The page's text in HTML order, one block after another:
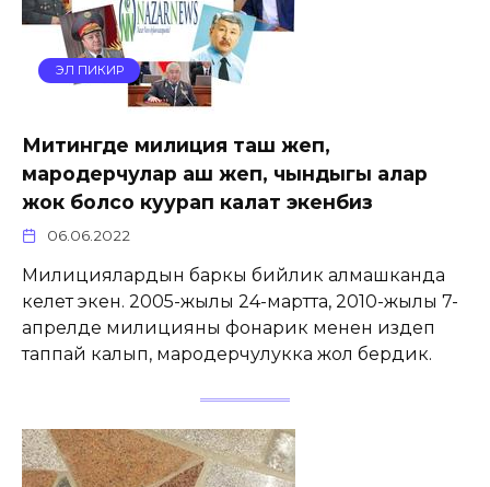
ЭЛ ПИКИР
Митингде милиция таш жеп,
мародерчулар аш жеп, чындыгы алар
жок болсо куурап калат экенбиз
06.06.2022
Милициялардын баркы бийлик алмашканда
келет экен. 2005-жылы 24-мартта, 2010-жылы 7-
апрелде милицияны фонарик менен издеп
таппай калып, мародерчулукка жол бердик.